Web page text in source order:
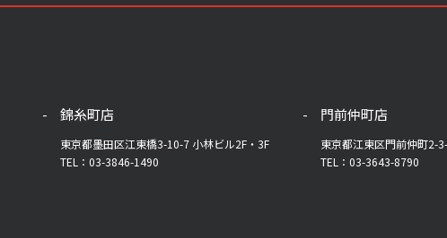
錦糸町店
東京都墨田区江東橋3-10-7 小林ビル2F・3F
TEL：03-3846-1490
門前仲町店
東京都江東区門前仲町2-
TEL：03-3643-8790